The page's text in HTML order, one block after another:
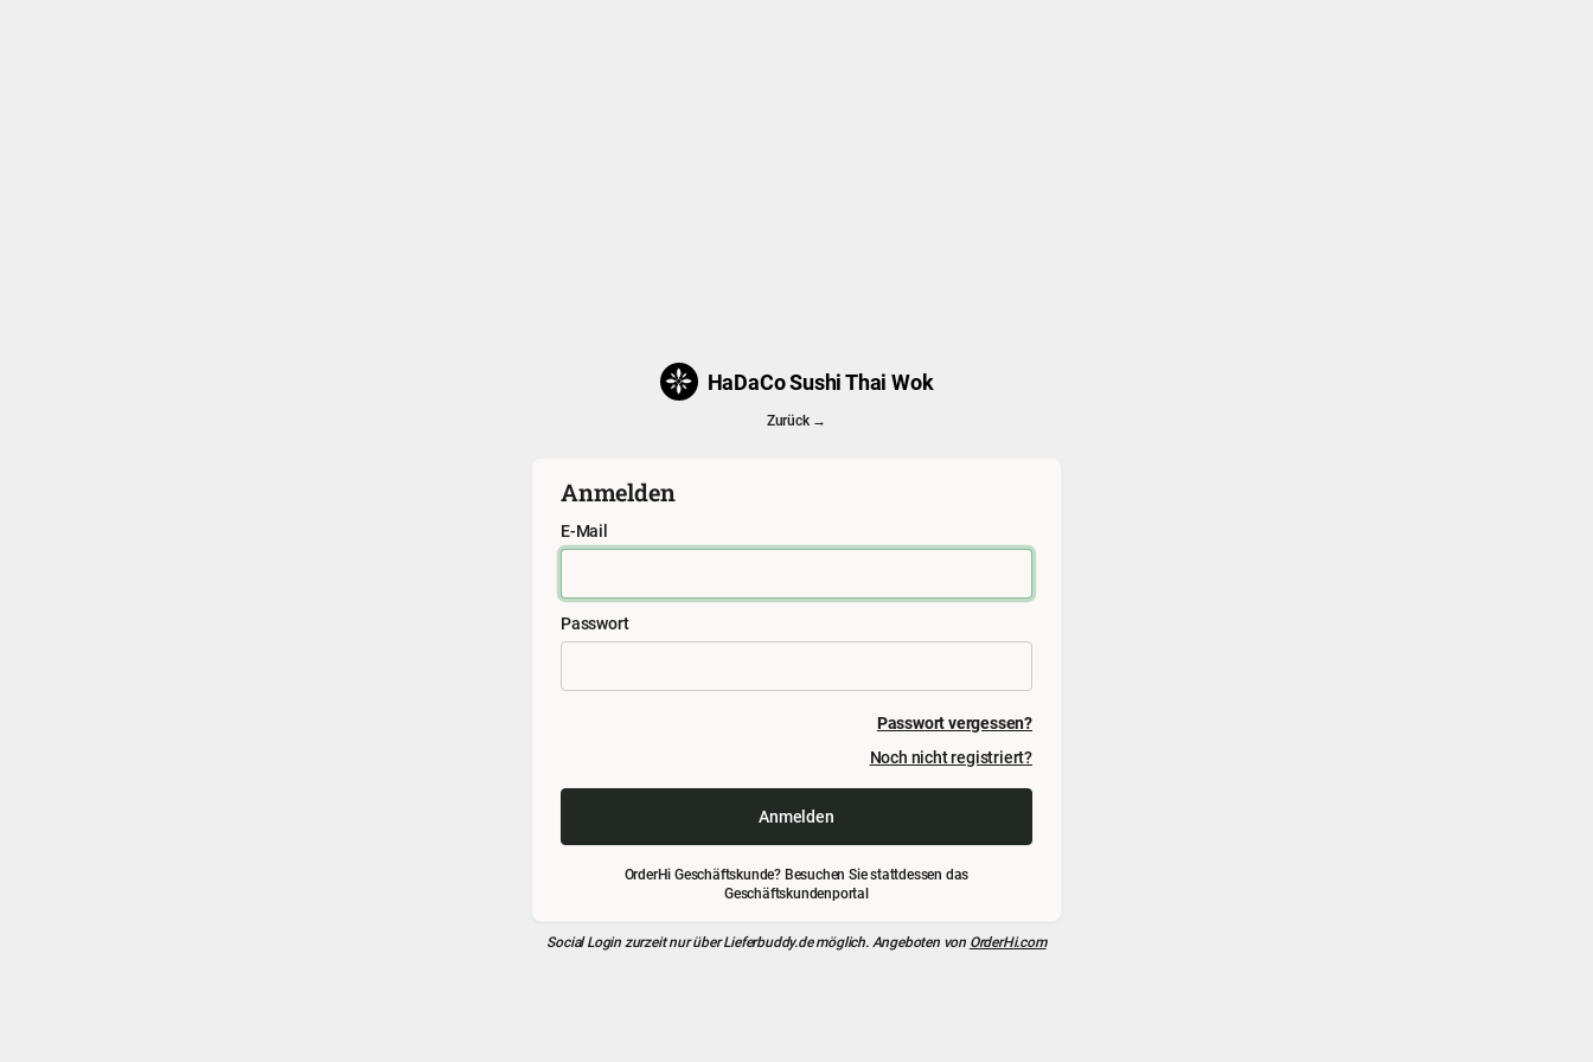
HaDaCo Sushi Thai Wok
Zurück →
Anmelden
E-Mail
Passwort
Passwort vergessen?
Noch nicht registriert?
Anmelden
OrderHi Geschäftskunde? Besuchen Sie stattdessen das
Geschäftskundenportal
Social Login zurzeit nur überLieferbuddy.demöglich. Angeboten von OrderHi.com